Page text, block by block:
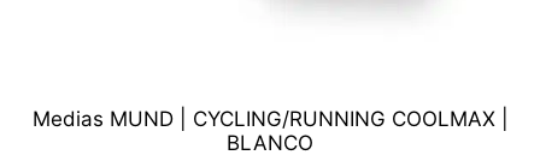
Medias MUND | CYCLING/RUNNING COOLMAX |
BLANCO